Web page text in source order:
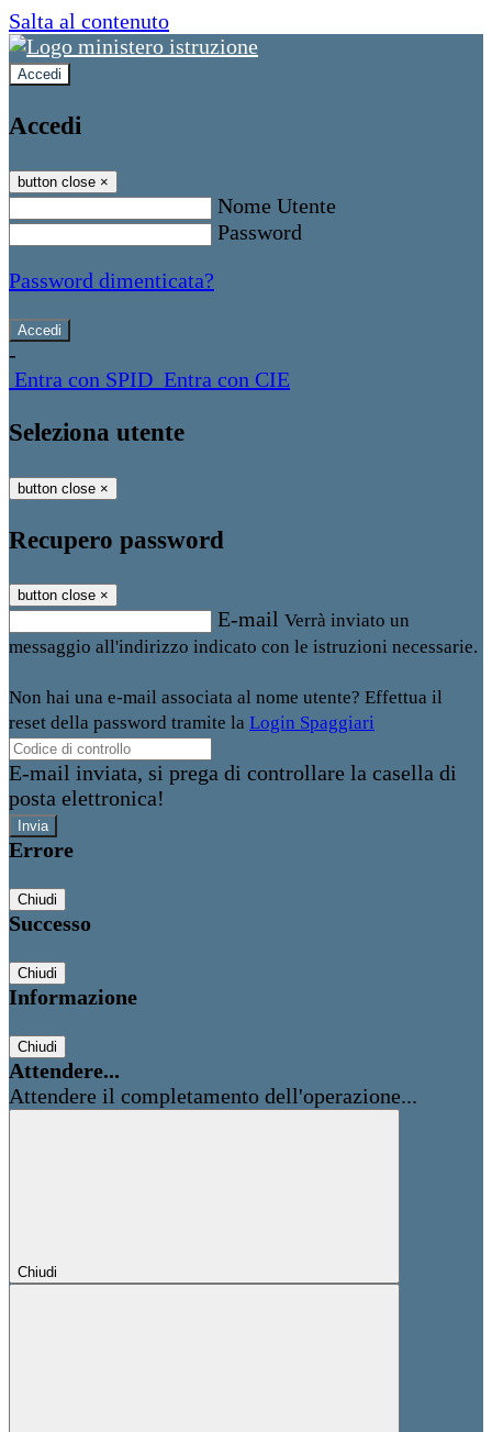
Salta al contenuto
Accedi
Accedi
button close ×
Nome Utente
Password
Password dimenticata?
-
Entra con SPID Entra con CIE
Seleziona utente
button close ×
Recupero password
button close ×
E-mail Verrà inviato un
messaggio all'indirizzo indicato con le istruzioni necessarie.
Non hai una e-mail associata al nome utente? Effettua il
reset della password tramite la Login Spaggiari
E-mail inviata, si prega di controllare la casella di
posta elettronica!
Errore
Chiudi
Successo
Chiudi
Informazione
Chiudi
Attendere...
Attendere il completamento dell'operazione...
Chiudi